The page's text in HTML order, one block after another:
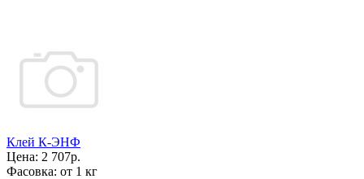
Клей К-ЭНФ
Цена: 2 707р.
Фасовка: от 1 кг